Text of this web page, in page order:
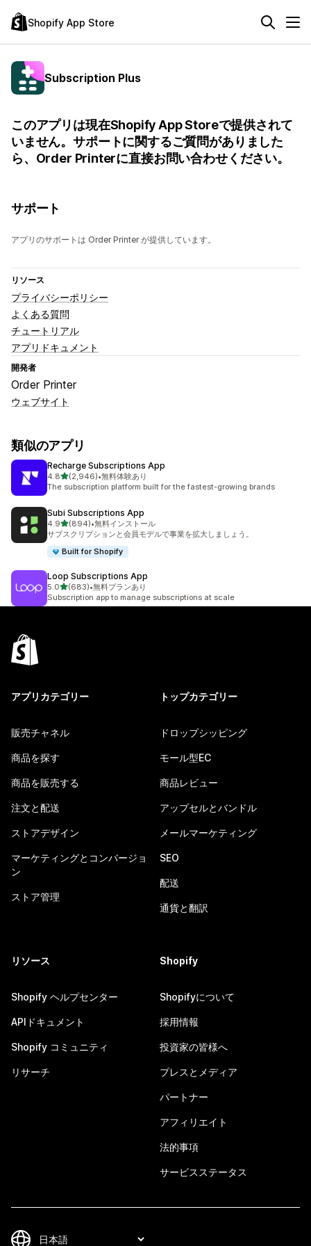
Shopify App Store
Subscription Plus
このアプリは現在Shopify App Storeで提供されて
いません。サポートに関するご質問がありました
ら、Order Printerに直接お問い合わせください。
サポート
アプリのサポートは Order Printer が提供しています。
リソース
プライバシーポリシー
よくある質問
チュートリアル
アプリドキュメント
開発者
Order Printer
ウェブサイト
類似のアプリ
Recharge Subscriptions App
4.85つ星中
(2,946)
合計レビュー数：2946件
•無料体験あり
The subscription platform built for the fastest-growing brands
Subi Subscriptions App
4.95つ星中
(894)
合計レビュー数：894件
•無料インストール
サブスクリプションと会員モデルで事業を拡大しましょう。
Built for Shopify
Loop Subscriptions App
5.05つ星中
(683)
合計レビュー数：683件
•無料プランあり
Subscription app to manage subscriptions at scale
アプリカテゴリー
販売チャネル
商品を探す
商品を販売する
注文と配送
ストアデザイン
マーケティングとコンバージョ
ン
ストア管理
トップカテゴリー
ドロップシッピング
モール型EC
商品レビュー
アップセルとバンドル
メールマーケティング
SEO
配送
通貨と翻訳
リソース
Shopify ヘルプセンター
APIドキュメント
Shopify コミュニティ
リサーチ
Shopify
Shopifyについて
採用情報
投資家の皆様へ
プレスとメディア
パートナー
アフィリエイト
法的事項
サービスステータス